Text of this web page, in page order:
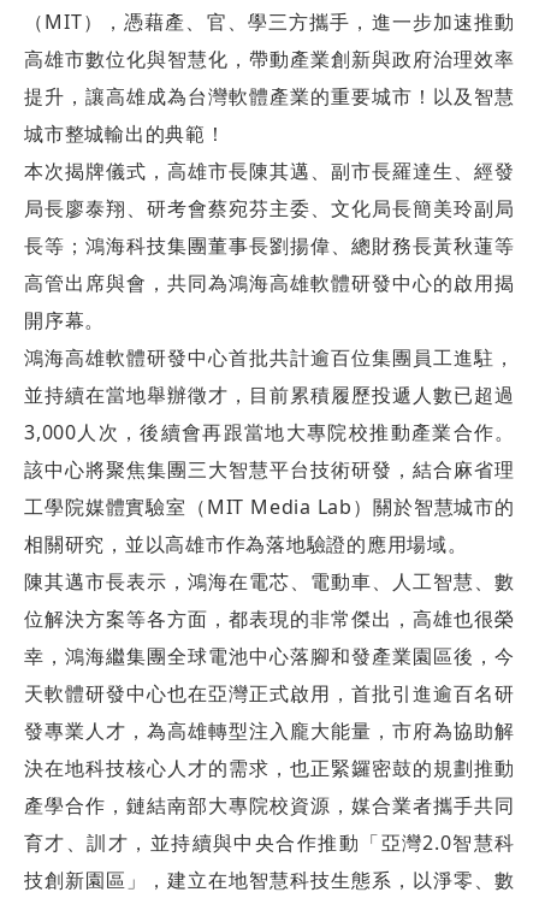
（MIT），憑藉產、官、學三方攜手，進一步加速推動
高雄市數位化與智慧化，帶動產業創新與政府治理效率
提升，讓高雄成為台灣軟體產業的重要城市！以及智慧
城市整城輸出的典範！
本次揭牌儀式，高雄市長陳其邁、副市長羅達生、經發
局長廖泰翔、研考會蔡宛芬主委、文化局長簡美玲副局
長等；鴻海科技集團董事長劉揚偉、總財務長黃秋蓮等
高管出席與會，共同為鴻海高雄軟體研發中心的啟用揭
開序幕。
鴻海高雄軟體研發中心首批共計逾百位集團員工進駐，
並持續在當地舉辦徵才，目前累積履歷投遞人數已超過
3,000人次，後續會再跟當地大專院校推動產業合作。
該中心將聚焦集團三大智慧平台技術研發，結合麻省理
工學院媒體實驗室（MIT Media Lab）關於智慧城市的
相關研究，並以高雄市作為落地驗證的應用場域。
陳其邁市長表示，鴻海在電芯、電動車、人工智慧、數
位解決方案等各方面，都表現的非常傑出，高雄也很榮
幸，鴻海繼集團全球電池中心落腳和發產業園區後，今
天軟體研發中心也在亞灣正式啟用，首批引進逾百名研
發專業人才，為高雄轉型注入龐大能量，市府為協助解
決在地科技核心人才的需求，也正緊鑼密鼓的規劃推動
產學合作，鏈結南部大專院校資源，媒合業者攜手共同
育才、訓才，並持續與中央合作推動「亞灣2.0智慧科
技創新園區」，建立在地智慧科技生態系，以淨零、數